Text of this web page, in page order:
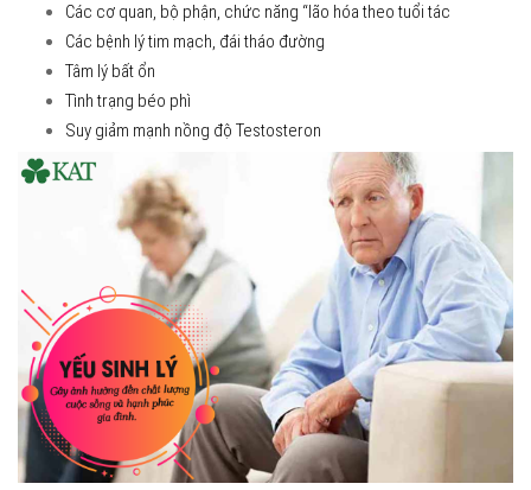
Các cơ quan, bộ phận, chức năng “lão hóa theo tuổi tác
Các bệnh lý tim mạch, đái tháo đường
Tâm lý bất ổn
Tình trạng béo phì
Suy giảm mạnh nồng độ Testosteron